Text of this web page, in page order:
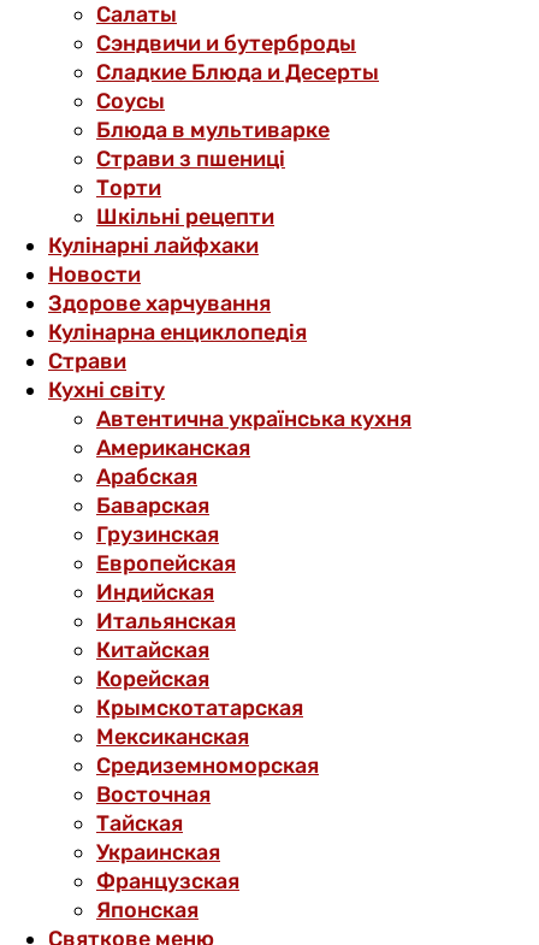
Салаты
Сэндвичи и бутерброды
Сладкие Блюда и Десерты
Соусы
Блюда в мультиварке
Страви з пшениці
Торти
Шкільні рецепти
Кулінарні лайфхаки
Новости
Здорове харчування
Кулінарна енциклопедія
Страви
Кухні світу
Автентична українська кухня
Американская
Арабская
Баварская
Грузинская
Европейская
Индийская
Итальянская
Китайская
Корейская
Крымскотатарская
Мексиканская
Средиземноморская
Восточная
Тайская
Украинская
Французская
Японская
Святкове меню